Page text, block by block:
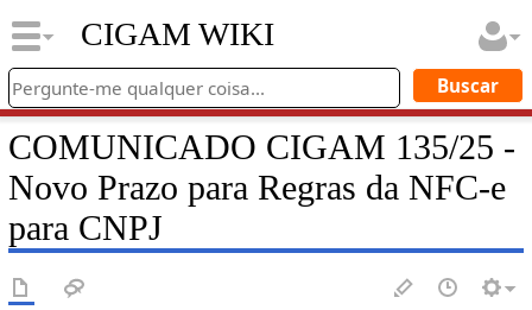
CIGAM WIKI
COMUNICADO CIGAM 135/25 -
Novo Prazo para Regras da NFC-e
para CNPJ